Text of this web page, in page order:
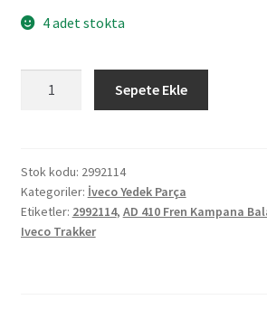
4 adet stokta
410
Fren
Kampana
Balata
Sepete Ekle
Stok kodu: 2992114
Kategoriler: İveco Yedek Parça
Etiketler: 2992114, AD 410 Fren Kampana
Iveco Trakker